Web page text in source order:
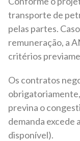
transporte de
pelas partes.
remuneração, a
critérios
Os contratos
previna o
demanda excede
disponível).